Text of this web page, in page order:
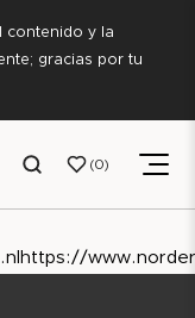
contenido y la
gracias por tu
0
https://